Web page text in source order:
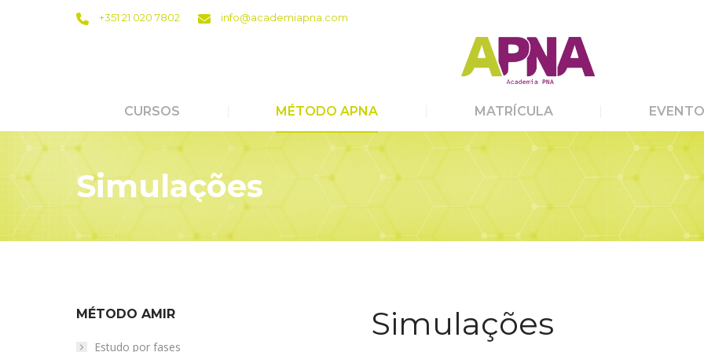
+351 21 020 7802 info@academiapna.com
CURSOS MÉTODO APNA MATRÍCULA
Simulações
Simulações
MÉTODO AMIR
Estudo por fases